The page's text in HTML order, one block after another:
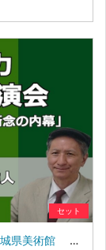
セット
第11回NPO科学協力学際センター講演会「宮城県美術館 誕生から移転断念の内幕」